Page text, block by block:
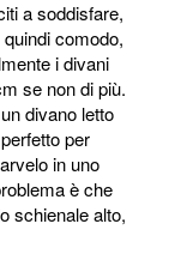
a soddisfare,
comodo,
i divani
se non di più.
divano letto
per
in uno
è che
schienale alto,